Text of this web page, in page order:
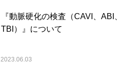
『動脈硬化の検査（CAVI、ABI、
TBI）』について
2023.06.03